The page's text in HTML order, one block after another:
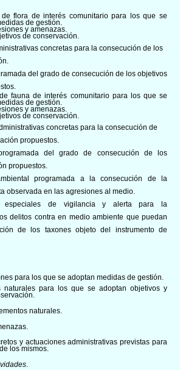
de flora de interés comunitario para los que se
de gestión.
y amenazas.
de conservación.
concretas para la consecución de los
del grado de consecución de los objetivos
fauna de interés comunitario para los que se
de gestión.
y amenazas.
de conservación.
concretas para la consecución de
propuestos.
del grado de consecución de los
propuestos.
programada a la consecución de la
observada en las agresiones al medio.
especiales de vigilancia y alerta para la
delitos contra en medio ambiente que puedan
de los taxones objeto del instrumento de
para los que se adoptan medidas de gestión.
naturales para los que se adoptan objetivos y
naturales.
y actuaciones administrativas previstas para
los mismos.
.